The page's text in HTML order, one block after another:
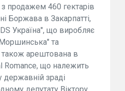
з продажем 460 гектарів
Боржава в Закарпатті,
Україна", що виробляє
та
арештована в
Romance, що належить
зраді
депутату Віктору